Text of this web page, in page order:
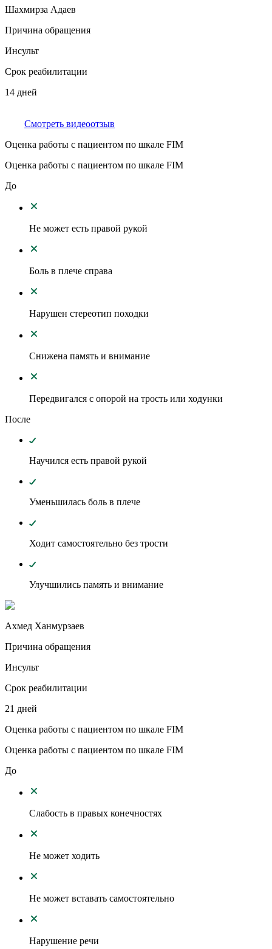
Шахмирза Адаев
Причина обращения
Инсульт
Срок реабилитации
14 дней
Смотреть видеоотзыв
Оценка работы с пациентом по шкале FIM
Оценка работы с пациентом по шкале FIM
До
Не может есть правой рукой
Боль в плече справа
Нарушен стереотип походки
Снижена память и внимание
Передвигался с опорой на трость или ходунки
После
Научился есть правой рукой
Уменьшилась боль в плече
Ходит самостоятельно без трости
Улучшились память и внимание
Ахмед Ханмурзаев
Причина обращения
Инсульт
Срок реабилитации
21 дней
Оценка работы с пациентом по шкале FIM
Оценка работы с пациентом по шкале FIM
До
Слабость в правых конечностях
Не может ходить
Не может вставать самостоятельно
Нарушение речи